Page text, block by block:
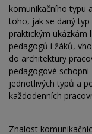
komunikačního typu
toho, jak se daný
praktickým ukázkám
pedagogů i žáků,
do architektury
pedagogové
jednotlivých typů a
každodenních
Znalost